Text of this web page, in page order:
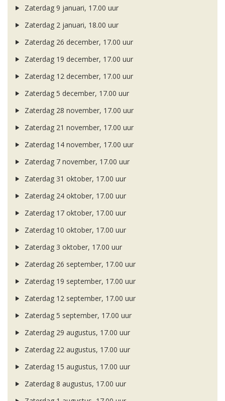
Zaterdag 9 januari, 17.00 uur
Zaterdag 2 januari, 18.00 uur
Zaterdag 26 december, 17.00 uur
Zaterdag 19 december, 17.00 uur
Zaterdag 12 december, 17.00 uur
Zaterdag 5 december, 17.00 uur
Zaterdag 28 november, 17.00 uur
Zaterdag 21 november, 17.00 uur
Zaterdag 14 november, 17.00 uur
Zaterdag 7 november, 17.00 uur
Zaterdag 31 oktober, 17.00 uur
Zaterdag 24 oktober, 17.00 uur
Zaterdag 17 oktober, 17.00 uur
Zaterdag 10 oktober, 17.00 uur
Zaterdag 3 oktober, 17.00 uur
Zaterdag 26 september, 17.00 uur
Zaterdag 19 september, 17.00 uur
Zaterdag 12 september, 17.00 uur
Zaterdag 5 september, 17.00 uur
Zaterdag 29 augustus, 17.00 uur
Zaterdag 22 augustus, 17.00 uur
Zaterdag 15 augustus, 17.00 uur
Zaterdag 8 augustus, 17.00 uur